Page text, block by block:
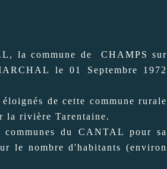
la commune de CHAMPS sur
le 01 Septembre 1972
de cette commune rurale
la rivière Tarentaine.
du CANTAL pour sa
le nombre d'habitants (environ